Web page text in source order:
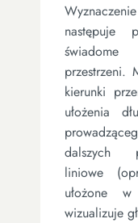
następuje
przestrzeni.
kierunki
ułożenia
dalszych
liniowe
ułożone
wizualizuje